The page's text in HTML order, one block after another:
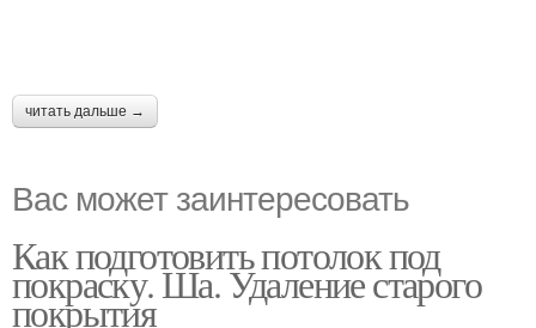
читать дальше →
Вас может заинтересовать
Как подготовить потолок под
покраску. Ша. Удаление старого
покрытия